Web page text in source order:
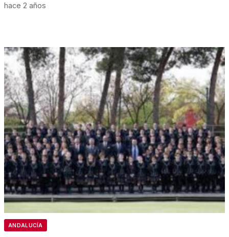
hace 2 años
ANDALUCÍA